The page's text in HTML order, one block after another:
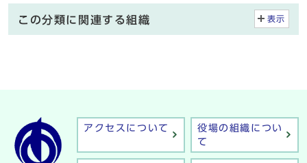
この分類に関連する組織 表示
アクセスについて
役場の組織につい
て